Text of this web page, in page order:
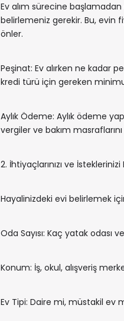
Ev alım sürecine
belirlemeniz gerekir. Bu, evin
önler.
Peşinat: Ev alırken ne kadar
kredi türü için gereken
Aylık Ödeme: Aylık ödeme
vergiler ve bakım
2. İhtiyaçlarınızı ve İsteklerinizi
Hayalinizdeki evi belirlemek
Oda Sayısı: Kaç yatak odası
Konum: İş, okul, alışveriş
Ev Tipi: Daire mi, müstakil ev